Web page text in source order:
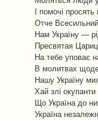
І помочі
Отче Всесильний,
Нам Україну —
Пресвятая
На тебе уповає
В молитвах
Нашу Україну
Хай злі
Що Україна до
Україна